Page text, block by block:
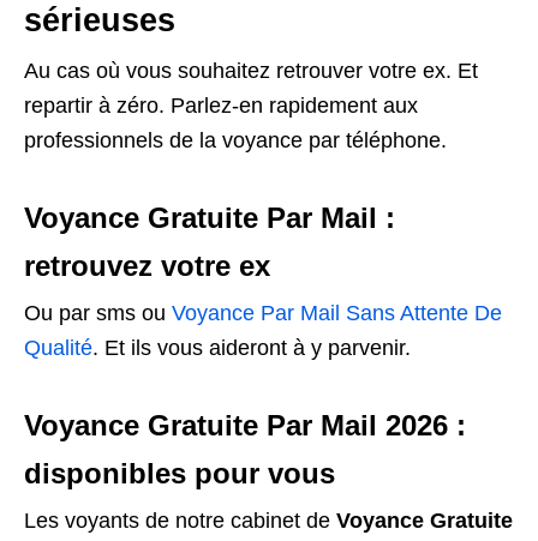
sérieuses
Au cas où vous souhaitez retrouver votre ex. Et
repartir à zéro. Parlez-en rapidement aux
professionnels de la voyance par téléphone.
Voyance Gratuite Par Mail :
retrouvez votre ex
Ou par sms ou Voyance Par Mail Sans Attente De
Qualité. Et ils vous aideront à y parvenir.
Voyance Gratuite Par Mail 2026 :
disponibles pour vous
Les voyants de notre cabinet de Voyance Gratuite